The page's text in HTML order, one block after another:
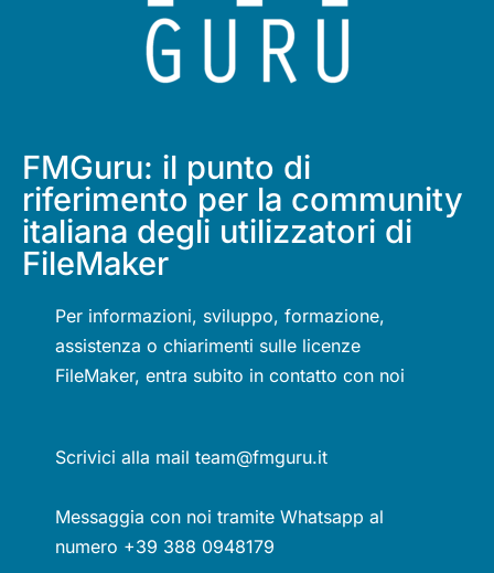
FMGuru: il punto di
riferimento per la community
italiana degli utilizzatori di
FileMaker
Per informazioni, sviluppo, formazione,
assistenza o chiarimenti sulle licenze
FileMaker, entra subito in contatto con noi
Scrivici alla mail team@fmguru.it
Messaggia con noi tramite Whatsapp al
numero +39 388 0948179